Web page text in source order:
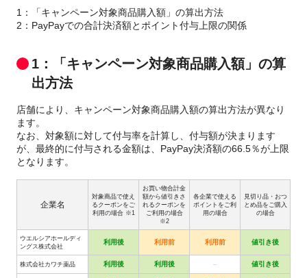
1：「キャンペーン対象商品購入額」の算出方法
2：PayPayでの合計決済額とポイント付与上限の関係
1：「キャンペーン対象商品購入額」の算
出方法
店舗により、キャンペーン対象商品購入額の算出方法が異なり
ます。
なお、対象額に対して付与率を計算し、付与額が決まります
が、最終的に付与される金額は、PayPay決済額の66.5％が上限
となります。
企業名
対象商品で使え
るクーポンをご
利用の場合 ※1
お買い物合計金
額から値引きさ
れるクーポンを
ご利用の場合
※2
各企業で使える
ポイントをご利
用の場合
見切り品・おつ
とめ品をご購入
の場合
ウエルシアホールディ
ングス株式会社
利用後 利用前 利用前 値引き後
株式会社カワチ薬品 利用後 利用後 – 値引き後